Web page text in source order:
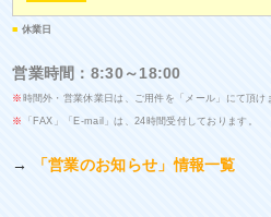
■ 休業日
営業時間：8:30～18:00
※ 時間外・営業休業日は、ご用件を「メール」にて頂け
※ 「FAX」「E-mail」は、24時間受付しております。
→ 「営業のお知らせ」情報一覧